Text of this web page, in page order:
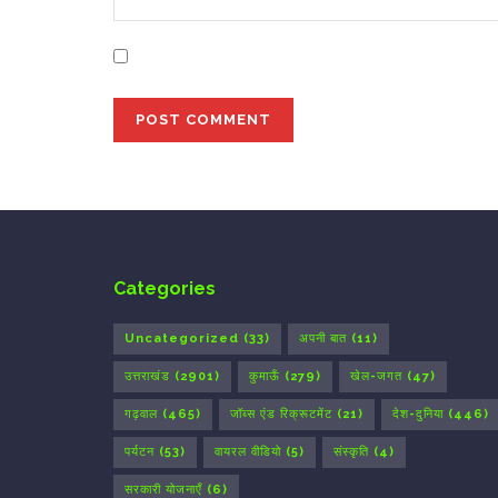
Categories
Uncategorized (33) अपनी बात (11)
उत्तराखंड (2901) कुमाऊँ (279) खेल-जगत (47)
गढ़वाल (465) जॉब्स एंड रिक्रूटमेंट (21) देश-दुनिया (446)
पर्यटन (53) वायरल वीडियो (5) संस्कृति (4)
सरकारी योजनाएँ (6)